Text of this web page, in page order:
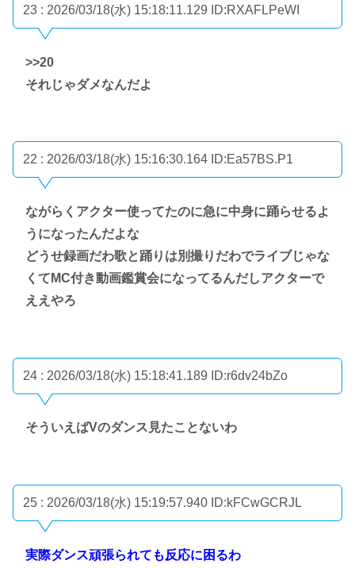
23 : 2026/03/18(水) 15:18:11.129 ID:RXAFLPeWI
>>20
それじゃダメなんだよ
22 : 2026/03/18(水) 15:16:30.164 ID:Ea57BS.P1
ながらくアクター使ってたのに急に中身に踊らせるよ
うになったんだよな
どうせ録画だわ歌と踊りは別撮りだわでライブじゃな
くてMC付き動画鑑賞会になってるんだしアクターで
ええやろ
24 : 2026/03/18(水) 15:18:41.189 ID:r6dv24bZo
そういえばVのダンス見たことないわ
25 : 2026/03/18(水) 15:19:57.940 ID:kFCwGCRJL
実際ダンス頑張られても反応に困るわ